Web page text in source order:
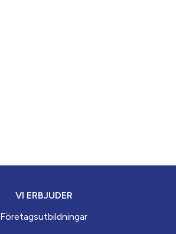
VI ERBJUDER
Företagsutbildningar